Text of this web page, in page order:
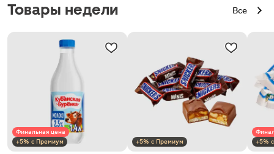
Товары недели Все
Финальная цена
+5% с Премиум
+5% с Премиум
+5%